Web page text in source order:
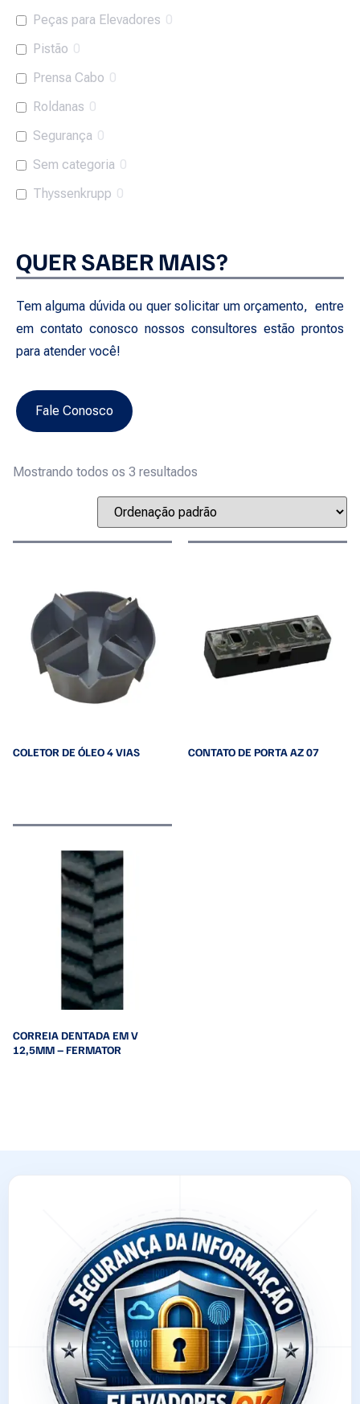
Peças para Elevadores 0
Pistão 0
Prensa Cabo 0
Roldanas 0
Segurança 0
Sem categoria 0
Thyssenkrupp 0
QUER SABER MAIS?
Tem alguma dúvida ou quer solicitar um orçamento, entre
em contato conosco nossos consultores estão prontos
para atender você!
Fale Conosco
Mostrando todos os 3 resultados
COLETOR DE ÓLEO 4 VIAS CONTATO DE PORTA AZ 07
CORREIA DENTADA EM V
12,5MM – FERMATOR